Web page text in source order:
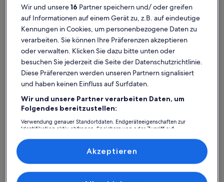
Weitere Infos zu Schönes Haus in Dannemare mit Küche
Sehr gemütliche und neuwertige
Untekunft
Außergewöhnlich
außergewöhnlich
(1
Unser Aufenthalt ist einwandfrei und ohne Probleme
verlaufen. Der Check-In und Check-Out waren unkompliziert
und alles war ordentlich und sauber bei unserer Ankunft. Das
Haus ist für 8 Personen definitiv ausreichend. Das
Wohnzimmer ist sehr geräumig und gut eingerichtet. Alle
W
Wir und unsere16 Partner speichern und/ oder greifen
auf Informationen auf einem Gerät zu, z.B. auf eindeutige
Kennungen in Cookies, um personenbezogene Daten zu
verarbeiten. Sie können Ihre Präferenzen akzeptieren
oder verwalten. Klicken Sie dazu bitte unten oder
besuchen Sie jederzeit die Seite der Datenschutzrichtlinie.
Diese Präferenzen werden unseren Partnern signalisiert
und haben keinen Einfluss auf Surfdaten.
Wir und unsere Partner verarbeiten Daten, um
Folgendes bereitzustellen:
Verwendung genauer Standortdaten. Endgeräteeigenschaften zur
Identifikation aktiv abfragen. Speichern von oder Zugriff auf
Inhalte, Messung von Werbeleistung und der Performance von Inhalten,
Zielgruppenforschung sowie Entwicklung und Verbesserung von
Liste der Partner (Lieferanten)
Akzeptieren